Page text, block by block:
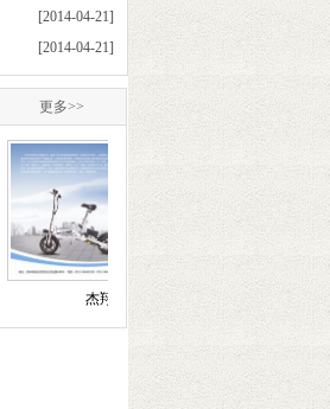
[2014-04-21]
[2014-04-21]
更多>>
杰翔